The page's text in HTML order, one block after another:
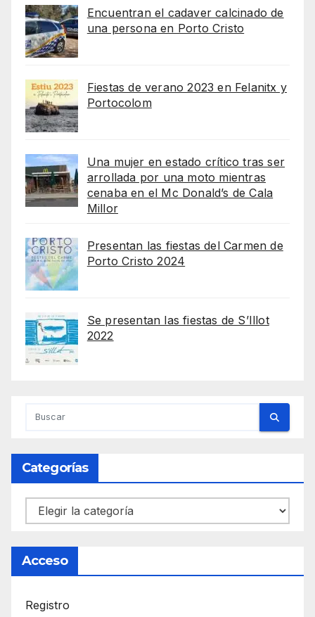
Encuentran el cadaver calcinado de
una persona en Porto Cristo
Fiestas de verano 2023 en Felanitx y
Portocolom
Una mujer en estado crítico tras ser
arrollada por una moto mientras
cenaba en el Mc Donald’s de Cala
Millor
Presentan las fiestas del Carmen de
Porto Cristo 2024
Se presentan las fiestas de S’Illot
2022
Categorías
Categorías
Acceso
Registro